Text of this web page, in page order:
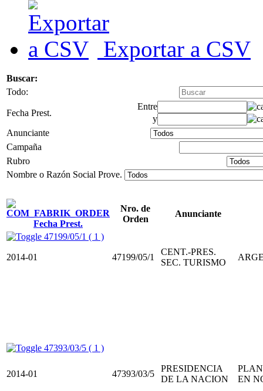
Exportar a CSV
Buscar:
Todo:
Fecha Prest.
Entre
y
Anunciante
Campaña
Rubro
Nombre o Razón Social Prove.
Fecha Prest.
Nro. de
Orden
Anunciante
47199/05/1 ( 1 )
2014-01 47199/05/1
CENT.-PRES.
SEC. TURISMO
47393/03/5 ( 1 )
2014-01 47393/03/5
PRESIDENCIA
DE LA NACION
EN